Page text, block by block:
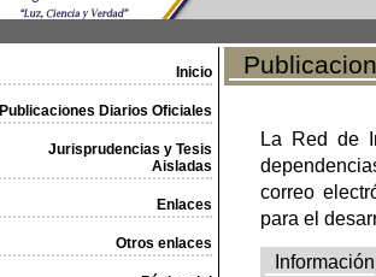
Inicio
Publicaciones Diarios Oficiales
Jurisprudencias y Tesis
Aisladas
Enlaces
Otros enlaces
La Red de
correo
para el
Información